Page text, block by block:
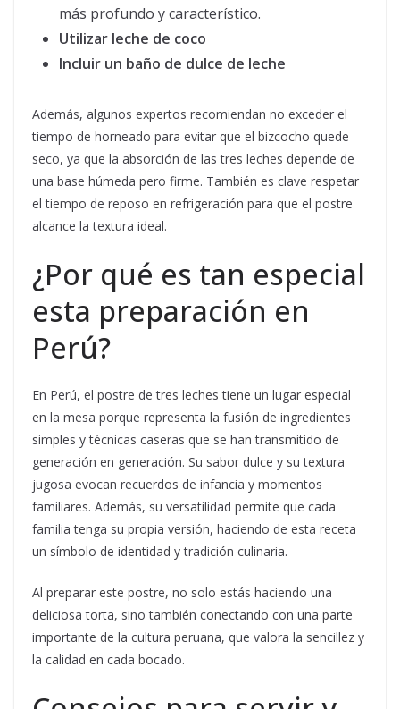
más profundo y característico.
Utilizar leche de coco
Incluir un baño de dulce de leche
Además, algunos expertos recomiendan no exceder el
tiempo de horneado para evitar que el bizcocho quede
seco, ya que la absorción de las tres leches depende de
una base húmeda pero firme. También es clave respetar
el tiempo de reposo en refrigeración para que el postre
alcance la textura ideal.
¿Por qué es tan especial
esta preparación en
Perú?
En Perú, el postre de tres leches tiene un lugar especial
en la mesa porque representa la fusión de ingredientes
simples y técnicas caseras que se han transmitido de
generación en generación. Su sabor dulce y su textura
jugosa evocan recuerdos de infancia y momentos
familiares. Además, su versatilidad permite que cada
familia tenga su propia versión, haciendo de esta receta
un símbolo de identidad y tradición culinaria.
Al preparar este postre, no solo estás haciendo una
deliciosa torta, sino también conectando con una parte
importante de la cultura peruana, que valora la sencillez y
la calidad en cada bocado.